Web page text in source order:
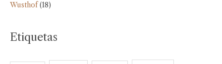
Wusthof (18)
Etiquetas